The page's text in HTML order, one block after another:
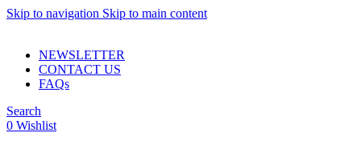
Skip to navigation Skip to main content
NEWSLETTER
CONTACT US
FAQs
Search
0 Wishlist